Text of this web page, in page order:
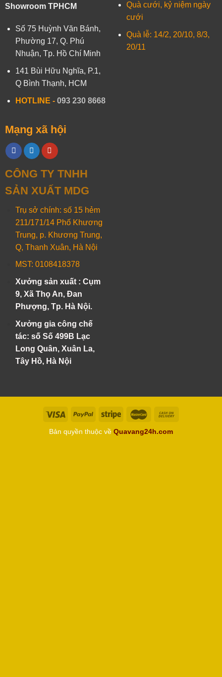
Showroom TPHCM
Số 75 Huỳnh Văn Bánh,
Phường 17, Q. Phú
Nhuận, Tp. Hồ Chí Minh
141 Bùi Hữu Nghĩa, P.1,
Q Bình Thạnh, HCM
HOTLINE - 093 230 8668
Quà cưới, kỷ niệm ngày
cưới
Quà lễ: 14/2, 20/10, 8/3,
20/11
Mạng xã hội
CÔNG TY TNHH
SẢN XUẤT MDG
Trụ sở chính: số 15 hẻm
211/171/14 Phố Khương
Trung, p. Khương Trung,
Q, Thanh Xuân, Hà Nội
MST: 0108418378
Xưởng sản xuất : Cụm
9, Xã Thọ An, Đan
Phượng, Tp. Hà Nội.
Xưởng gia công chế
tác: số Số 499B Lạc
Long Quân, Xuân La,
Tây Hồ, Hà Nội
Bản quyền thuộc về Quavang24h.com